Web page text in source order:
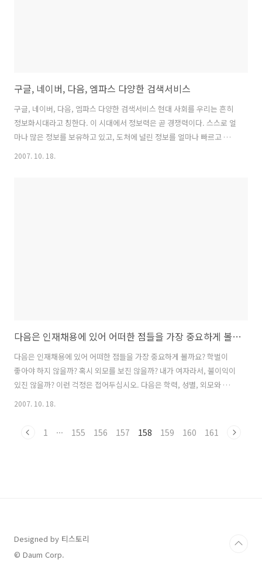
구글, 네이버, 다음, 엠파스 다양한 검색서비스
구글, 네이버, 다음, 엠파스 다양한 검색서비스 현대 사회를 우리는 흔히
정보화시대라고 칭한다. 이 시대에서 정보력은 곧 경쟁력이다. 스스로 얼
마나 많은 정보를 보유하고 있고, 도처에 널린 정보를 얼마나 빠르고 정
확하게 검색해 내느냐는 경쟁력의 중요한 척도가 된다. 때문에 이 시대에
2007. 10. 18.
다음은 인재채용에 있어 어떠한 점들을 가장 중요하게 볼까요?
다음은 인재채용에 있어 어떠한 점들을 가장 중요하게 볼까요? 학벌이
좋아야 하지 않을까? 혹시 외모를 보진 않을까? 내가 여자라서, 불이익이
있진 않을까? 이런 걱정은 접어두십시오. 다음은 학력, 성별, 외모와 상
관없이 열정과 패기를 갖춘 사람이라면 누구나 함께할 수 있는 회사 입니
인이 되기 위한 다음인 역량 10가지를 기억해 두세요~ "세상을 즐겁게
2007. 10. 18.
1 ··· 155 156 157 158 159 160 161
Designed by 티스토리
© Daum Corp.